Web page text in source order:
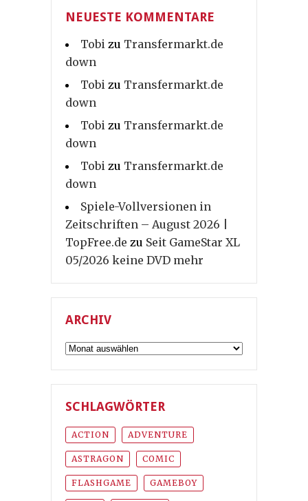
NEUESTE KOMMENTARE
Tobi zu Transfermarkt.de
down
Tobi zu Transfermarkt.de
down
Tobi zu Transfermarkt.de
down
Tobi zu Transfermarkt.de
down
Spiele-Vollversionen in
Zeitschriften – August 2026 |
TopFree.de zu Seit GameStar XL
05/2026 keine DVD mehr
ARCHIV
Archiv
SCHLAGWÖRTER
ACTION ADVENTURE
ASTRAGON COMIC
FLASHGAME GAMEBOY